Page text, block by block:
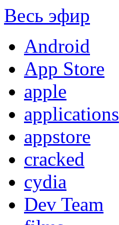
Весь эфир
Android
App Store
apple
applications
appstore
cracked
cydia
Dev Team